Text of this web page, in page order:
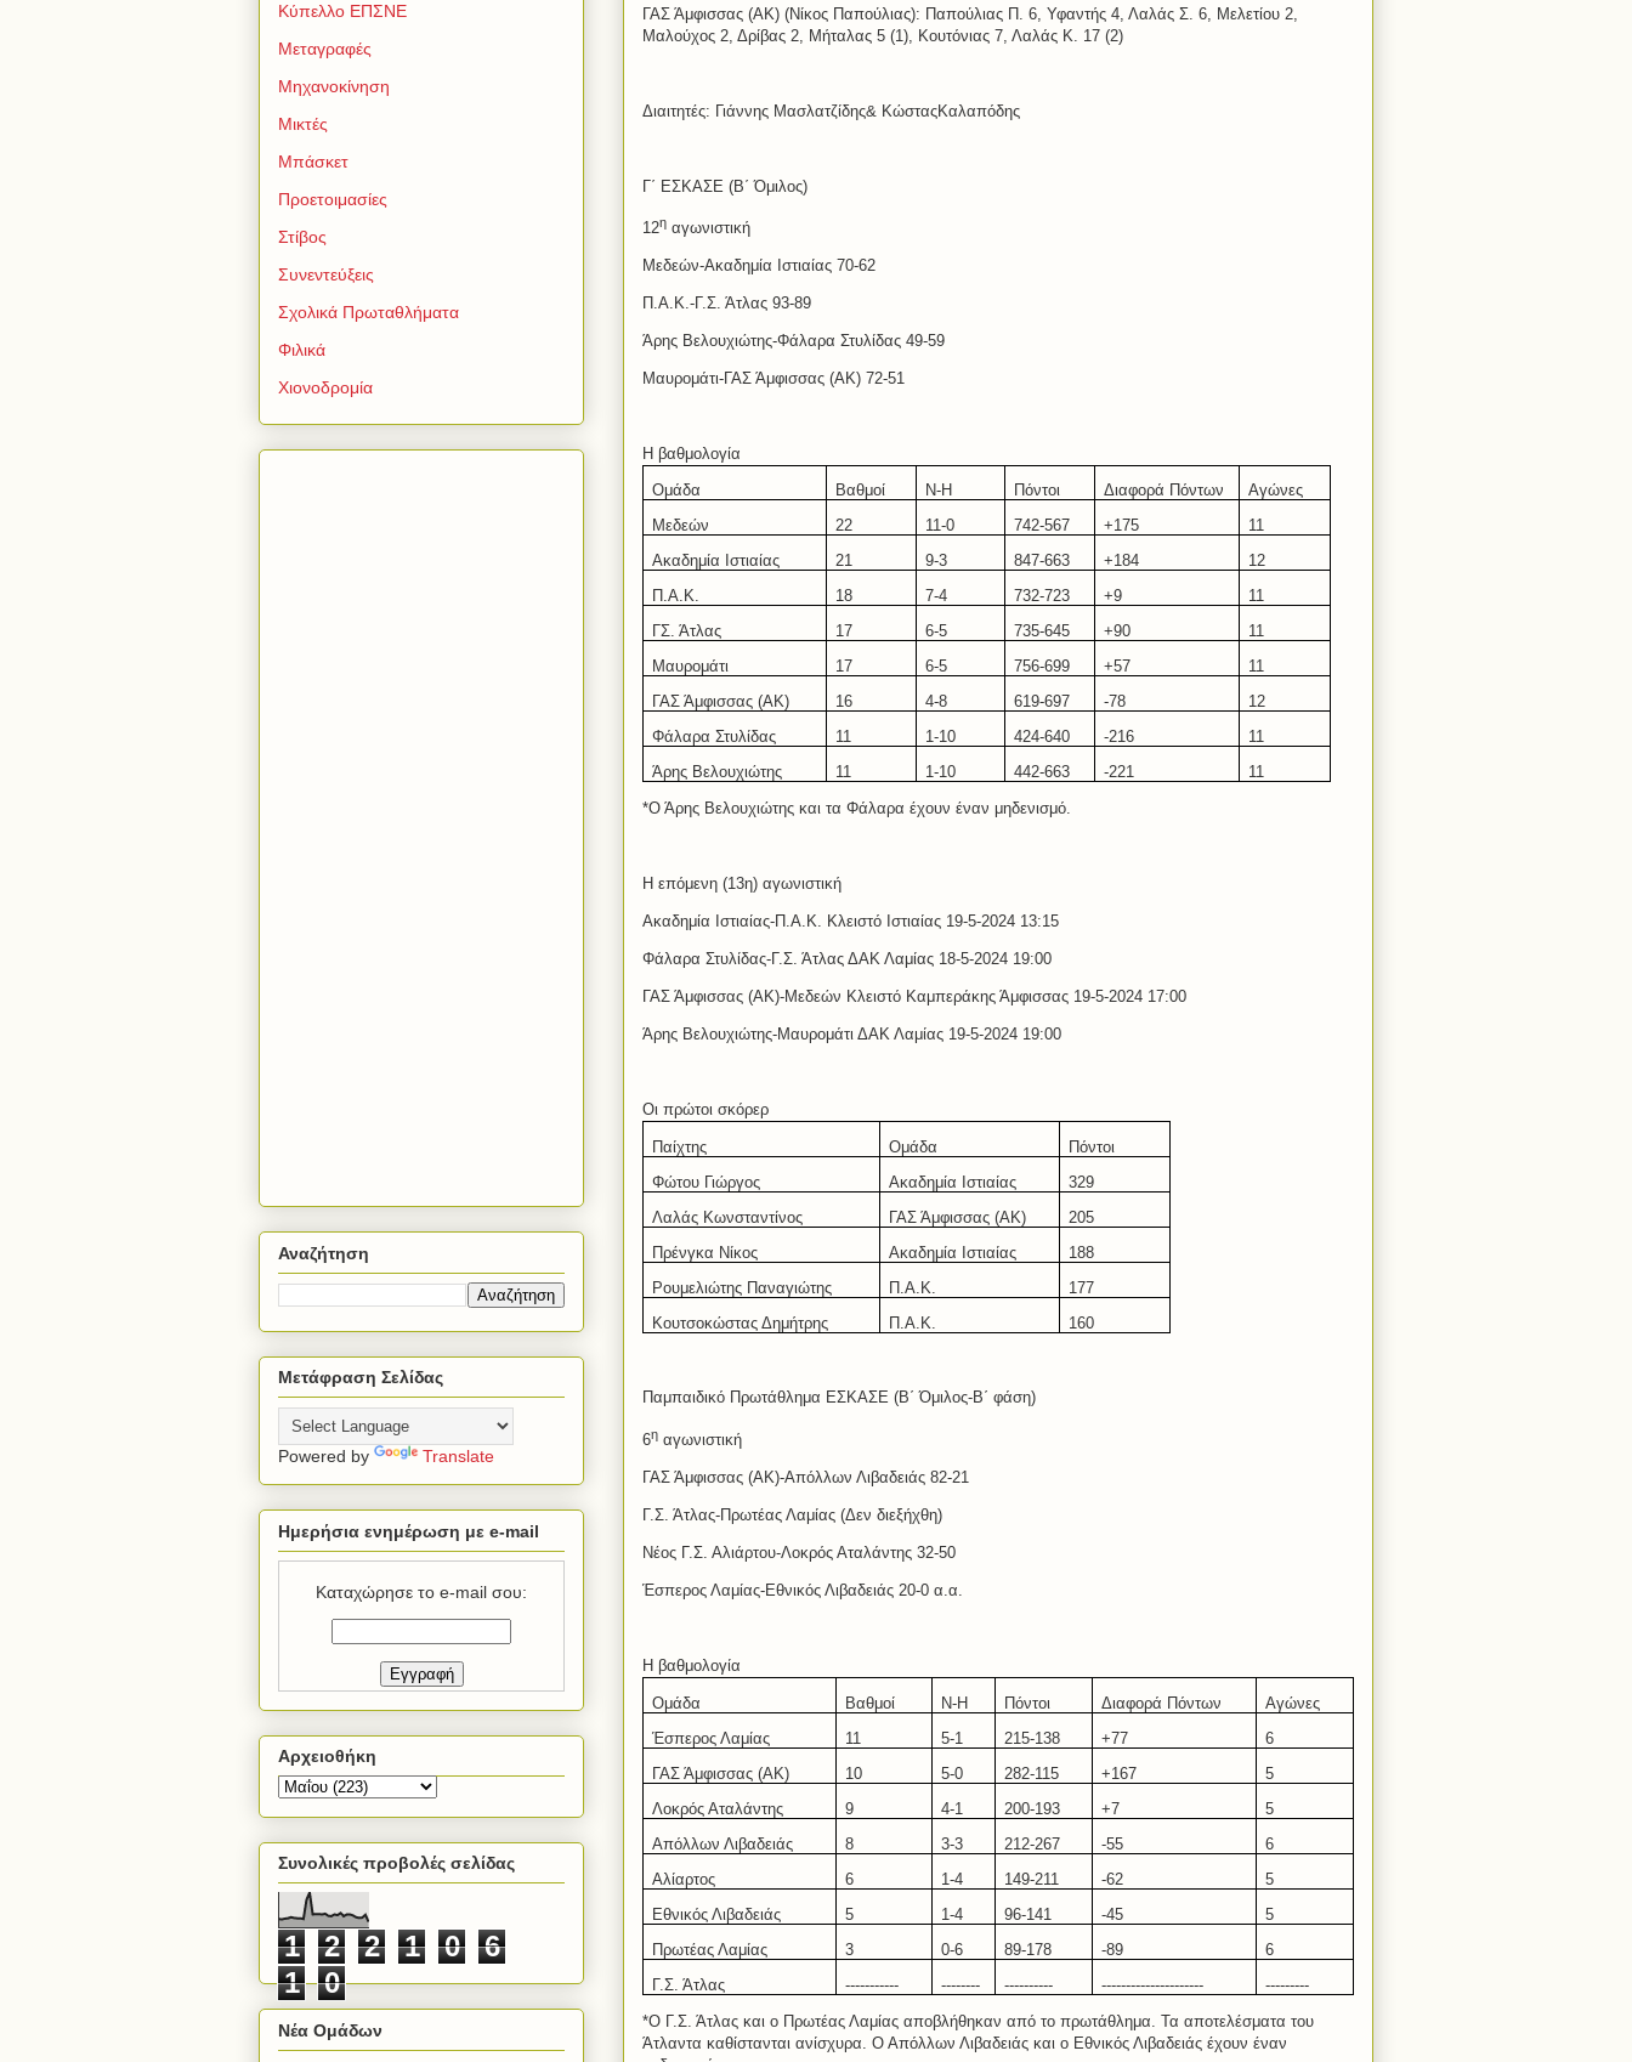
ΓΑΣ Άμφισσας (ΑΚ) (Νίκος Παπούλιας): Παπούλιας Π. 6, Υφαντής 4, Λαλάς Σ. 6, Μελετίου 2,
Μαλούχος 2, Δρίβας 2, Μήταλας 5 (1), Κουτόνιας 7, Λαλάς Κ. 17 (2)
Διαιτητές: Γιάννης Μασλατζίδης& ΚώσταςΚαλαπόδης
Γ΄ ΕΣΚΑΣΕ (Β΄ Όμιλος)
12η αγωνιστική
Μεδεών-Ακαδημία Ιστιαίας 70-62
Π.Α.Κ.-Γ.Σ. Άτλας 93-89
Άρης Βελουχιώτης-Φάλαρα Στυλίδας 49-59
Μαυρομάτι-ΓΑΣ Άμφισσας (ΑΚ) 72-51
Η βαθμολογία
Ομάδα
Βαθμοί Ν-Η Πόντοι Διαφορά Πόντων
Αγώνες
Μεδεών
22 11-0 742-567 +175
11
Ακαδημία Ιστιαίας
21 9-3 847-663 +184
12
Π.Α.Κ.
18 7-4 732-723 +9
11
ΓΣ. Άτλας
17 6-5 735-645 +90
11
Μαυρομάτι
17 6-5 756-699 +57
11
ΓΑΣ Άμφισσας (ΑΚ)
16 4-8 619-697 -78
12
Φάλαρα Στυλίδας
11 1-10 424-640 -216
11
Άρης Βελουχιώτης
11 1-10 442-663 -221
11
*Ο Άρης Βελουχιώτης και τα Φάλαρα έχουν έναν μηδενισμό.
Η επόμενη (13η) αγωνιστική
Ακαδημία Ιστιαίας-Π.Α.Κ. Κλειστό Ιστιαίας 19-5-2024 13:15
Φάλαρα Στυλίδας-Γ.Σ. Άτλας ΔΑΚ Λαμίας 18-5-2024 19:00
ΓΑΣ Άμφισσας (ΑΚ)-Μεδεών Κλειστό Καμπεράκης Άμφισσας 19-5-2024 17:00
Άρης Βελουχιώτης-Μαυρομάτι ΔΑΚ Λαμίας 19-5-2024 19:00
Οι πρώτοι σκόρερ
Παίχτης Ομάδα
Πόντοι
Φώτου Γιώργος
Ακαδημία Ιστιαίας
329
Λαλάς Κωνσταντίνος
ΓΑΣ Άμφισσας (ΑΚ)
205
Πρένγκα Νίκος
Ακαδημία Ιστιαίας
188
Ρουμελιώτης Παναγιώτης
Π.Α.Κ.
177
Κουτσοκώστας Δημήτρης
Π.Α.Κ. 160
Παμπαιδικό Πρωτάθλημα ΕΣΚΑΣΕ (Β΄ Όμιλος-Β΄ φάση)
6η αγωνιστική
ΓΑΣ Άμφισσας (ΑΚ)-Απόλλων Λιβαδειάς 82-21
Γ.Σ. Άτλας-Πρωτέας Λαμίας (Δεν διεξήχθη)
Νέος Γ.Σ. Αλιάρτου-Λοκρός Αταλάντης 32-50
Έσπερος Λαμίας-Εθνικός Λιβαδειάς 20-0 α.α.
Η βαθμολογία
Ομάδα Βαθμοί Ν-Η Πόντοι Διαφορά Πόντων
Αγώνες
Έσπερος Λαμίας
11 5-1 215-138 +77
6
ΓΑΣ Άμφισσας (ΑΚ)
10 5-0 282-115 +167
5
Λοκρός Αταλάντης
9 4-1 200-193 +7
5
Απόλλων Λιβαδειάς
8 3-3 212-267 -55
6
Αλίαρτος
6 1-4 149-211 -62
5
Εθνικός Λιβαδειάς
5 1-4 96-141 -45
5
Πρωτέας Λαμίας
3 0-6 89-178 -89
6
Γ.Σ. Άτλας
----------- -------- ---------- ---------------------
---------
*Ο Γ.Σ. Άτλας και ο Πρωτέας Λαμίας αποβλήθηκαν από το πρωτάθλημα. Τα αποτελέσματα του
Άτλαντα καθίστανται ανίσχυρα. Ο Απόλλων Λιβαδειάς και ο Εθνικός Λιβαδειάς έχουν έναν
Κύπελλο ΕΠΣΝΕ
Μεταγραφές
Μηχανοκίνηση
Μικτές
Μπάσκετ
Προετοιμασίες
Στίβος
Συνεντεύξεις
Σχολικά Πρωταθλήματα
Φιλικά
Χιονοδρομία
Αναζήτηση
Μετάφραση Σελίδας
Powered by Translate
Ημερήσια ενημέρωση με e-mail
Καταχώρησε το e-mail σου:
Αρχειοθήκη
Συνολικές προβολές σελίδας
1 2 2 1 0
6
1
0
Νέα Ομάδων